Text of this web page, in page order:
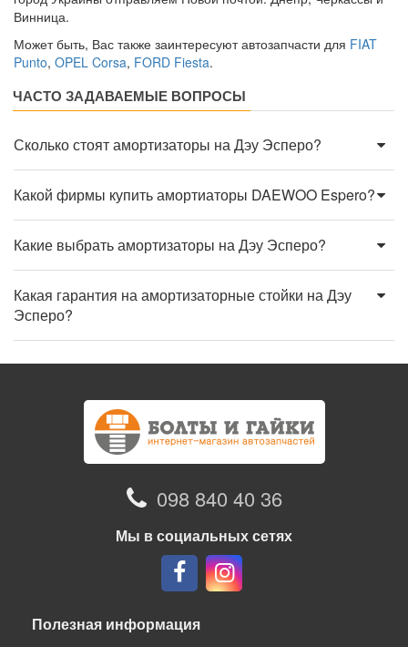
Винница.
Может быть, Вас также заинтересуют автозапчасти для FIAT
Punto, OPEL Corsa, FORD Fiesta.
ЧАСТО ЗАДАВАЕМЫЕ ВОПРОСЫ
Сколько стоят амортизаторы на Дэу Эсперо?
Какой фирмы купить амортиаторы DAEWOO Espero?
Какие выбрать амортизаторы на Дэу Эсперо?
Какая гарантия на амортизаторные стойки на Дэу
Эсперо?
098 840 40 36
Мы в социальных сетях
Полезная информация